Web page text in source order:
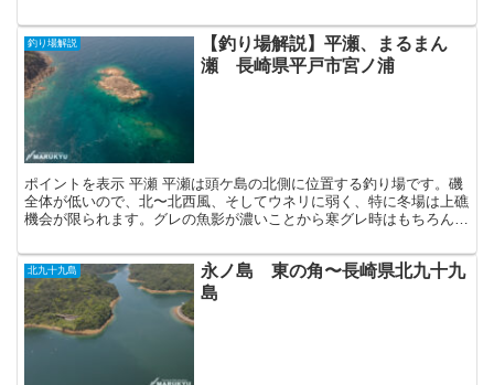
釣り場解説
【釣り場解説】平瀬、まるまん
瀬 長崎県平戸市宮ノ浦
ポイントを表示 平瀬 平瀬は頭ケ島の北側に位置する釣り場です。磯
全体が低いので、北〜北西風、そしてウネリに弱く、特に冬場は上礁
機会が限られます。グレの魚影が濃いことから寒グレ時はもちろんの
北九十九島
永ノ島 東の角〜長崎県北九十九
島